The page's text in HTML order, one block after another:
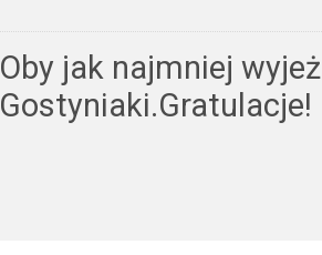
Oby jak najmniej
Gostyniaki.Gratulacje!